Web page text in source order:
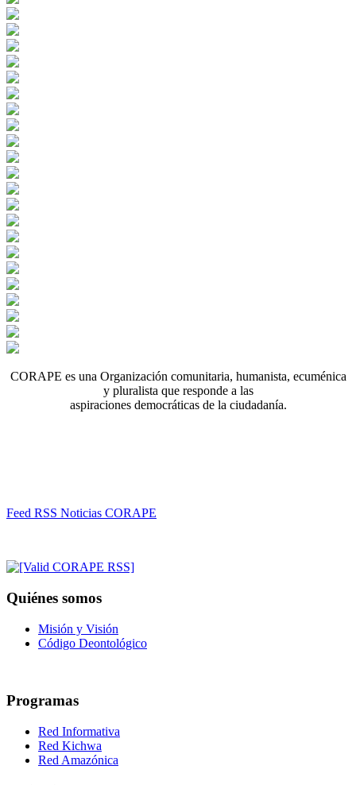
CORAPE es una Organización comunitaria, humanista, ecuménica
y pluralista que responde a las
aspiraciones democráticas de la ciudadanía.
Feed RSS Noticias CORAPE
Quiénes somos
Misión y Visión
Código Deontológico
Programas
Red Informativa
Red Kichwa
Red Amazónica